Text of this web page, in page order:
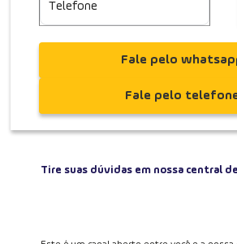
Tire suas dúvidas em nossa central
Fale pelo
Fale pelo